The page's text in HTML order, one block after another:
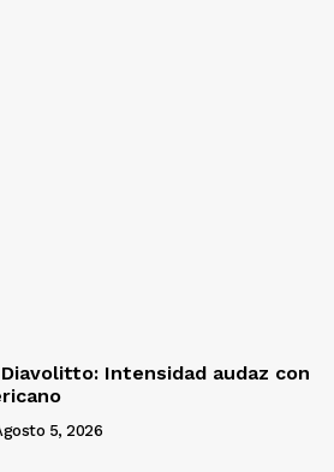
Intensidad audaz con
5, 2026